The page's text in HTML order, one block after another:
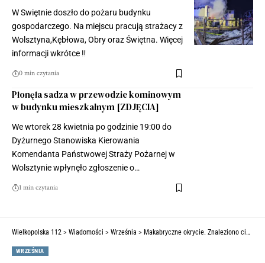
W Swiętnie doszło do pożaru budynku
gospodarczego. Na miejscu pracują strażacy z
Wolsztyna,Kębłowa, Obry oraz Świętna. Więcej
informacji wkrótce ‼️
0 min czytania
Płonęła sadza w przewodzie kominowym
w budynku mieszkalnym [ZDJĘCIA]
We wtorek 28 kwietnia po godzinie 19:00 do
Dyżurnego Stanowiska Kierowania
Komendanta Państwowej Straży Pożarnej w
Wolsztynie wpłynęło zgłoszenie o…
1 min czytania
Wielkopolska 112 > Wiadomości > Września > Makabryczne okrycie. Znaleziono ciało w takim stanie, że ciężko określić płeć
WRZEŚNIA